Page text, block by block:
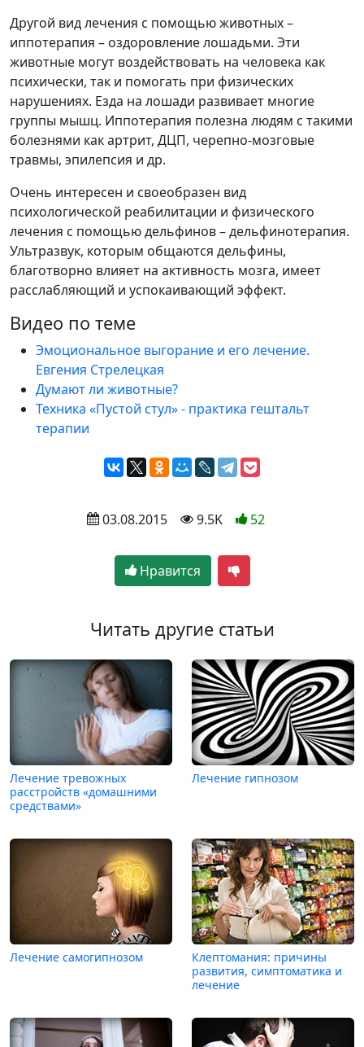
Другой вид лечения с помощью животных –
иппотерапия – оздоровление лошадьми. Эти
животные могут воздействовать на человека как
психически, так и помогать при физических
нарушениях. Езда на лошади развивает многие
группы мышц. Иппотерапия полезна людям с такими
болезнями как артрит, ДЦП, черепно-мозговые
травмы, эпилепсия и др.
Очень интересен и своеобразен вид
психологической реабилитации и физического
лечения с помощью дельфинов – дельфинотерапия.
Ультразвук, которым общаются дельфины,
благотворно влияет на активность мозга, имеет
расслабляющий и успокаивающий эффект.
Видео по теме
Эмоциональное выгорание и его лечение.
Евгения Стрелецкая
Думают ли животные?
Техника «Пустой стул» - практика гештальт
терапии
03.08.2015 9.5K 52
Нравится
Читать другие статьи
Лечение тревожных
расстройств «домашними
средствами»
Лечение гипнозом
Лечение самогипнозом
Клептомания: причины
развития, симптоматика и
лечение